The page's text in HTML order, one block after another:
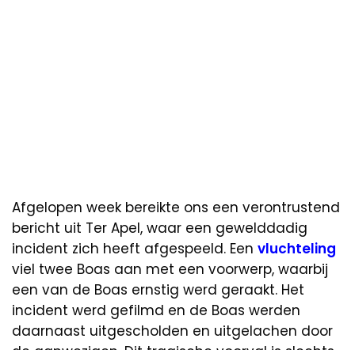
Afgelopen week bereikte ons een verontrustend
bericht uit Ter Apel, waar een gewelddadig
incident zich heeft afgespeeld. Een vluchteling
viel twee Boas aan met een voorwerp, waarbij
een van de Boas ernstig werd geraakt. Het
incident werd gefilmd en de Boas werden
daarnaast uitgescholden en uitgelachen door